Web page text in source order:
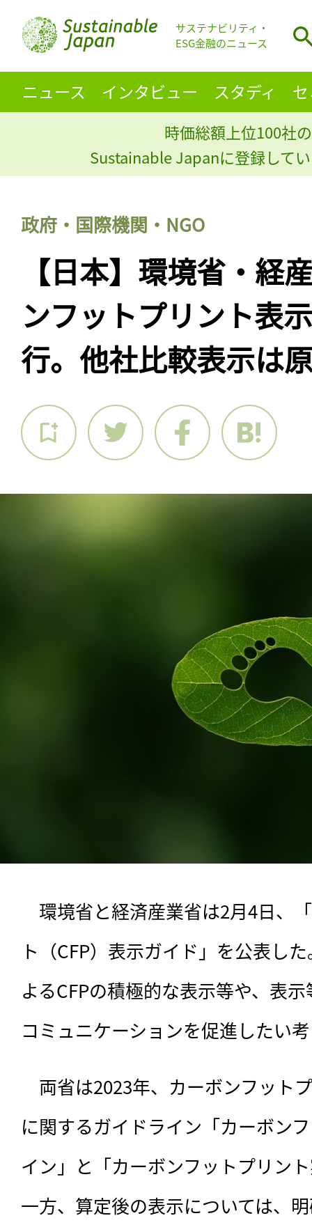
サステナビリティ・
ESG金融のニュース
ニュース インタビュー スタディ
時価総額上位100社
Sustainable Japanに登録して
政府・国際機関・NGO
【日本】環境省・経
ンフットプリント表
行。他社比較表示は
環境省と経済産業省は2月4日、
ト（CFP）表示ガイド」を公表し
よるCFPの積極的な表示等や、表
コミュニケーションを促進したい
両省は2023年、 カーボンフット
に関するガイドライン「カーボン
イン」と「カーボンフットプリン
一方、算定後の表示については、